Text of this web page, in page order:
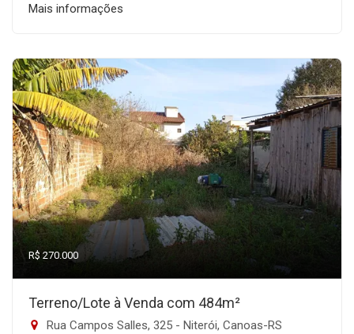
Mais informações
R$ 270.000
Terreno/Lote à Venda com 484m²
Rua Campos Salles, 325 - Niterói, Canoas-RS